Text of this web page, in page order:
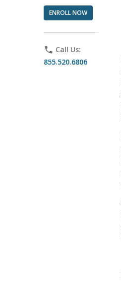
ENROLL NOW
phone Call Us:
855.520.6806